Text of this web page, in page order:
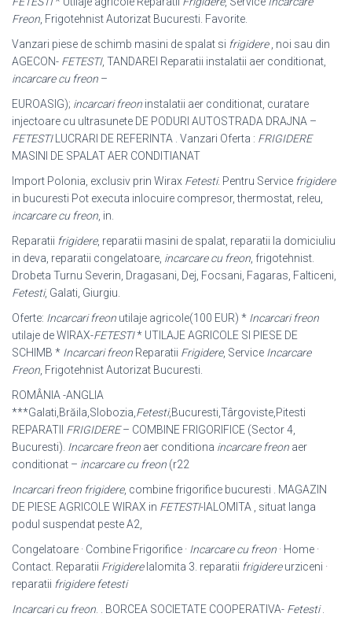
Freon , Frigotehnist Autorizat Bucuresti. Favorite.
Vanzari piese de schimb masini de spalat si frigidere, noi sau din
AGECON- FETESTI, TANDAREI Reparatii instalatii aer conditionat,
incarcare cu freon –
EUROASIG); incarcari freon instalatii aer conditionat, curatare
injectoare cu ultrasunete DE PODURI AUTOSTRADA DRAJNA –
FETESTILUCRARI DE REFERINTA . Vanzari Oferta : FRIGIDERE
MASINI DE SPALAT AER CONDITIANAT
Import Polonia, exclusiv prin Wirax Fetesti. Pentru Service frigidere
in bucuresti Pot executa inlocuire compresor, thermostat, releu,
incarcare cu freon , in.
Reparatii frigidere, reparatii masini de spalat, reparatii la domiciuliu
in deva, reparatii congelatoare, incarcare cu freon , frigotehnist.
Drobeta Turnu Severin, Dragasani, Dej, Focsani, Fagaras, Falticeni,
Fetesti, Galati, Giurgiu.
Oferte: Incarcari freon utilaje agricole(100 EUR) * Incarcari freon
utilaje de WIRAX-FETESTI* UTILAJE AGRICOLE SI PIESE DE
SCHIMB * Incarcari freon Reparatii Frigidere, Service Incarcare
Freon , Frigotehnist Autorizat Bucuresti.
ROMÂNIA -ANGLIA
***Galati,Brăila,Slobozia, Fetesti,Bucuresti,Târgoviste,Pitesti
REPARATII FRIGIDERE– COMBINE FRIGORIFICE (Sector 4,
Bucuresti). Incarcare freon aer conditiona incarcare freon aer
conditionat – incarcare cu freon (r22
Incarcari freon frigidere, combine frigorifice bucuresti . MAGAZIN
DE PIESE AGRICOLE WIRAX in FETESTI-IALOMITA , situat langa
podul suspendat peste A2,
Congelatoare · Combine Frigorifice · Incarcare cu freon · Home ·
Contact. Reparatii FrigidereIalomita 3. reparatii frigidereurziceni ·
reparatii frigidere fetesti
Incarcari cu freon . . BORCEA SOCIETATE COOPERATIVA- Fetesti.